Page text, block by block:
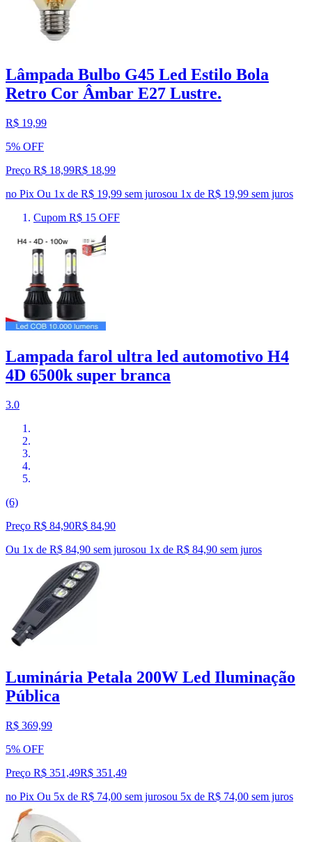
Lâmpada Bulbo G45 Led Estilo Bola
Retro Cor Âmbar E27 Lustre.
R$ 19,99
5% OFF
Preço R$ 18,99R$ 18,99
no Pix Ou 1x de R$ 19,99 sem jurosou 1x de R$ 19,99 sem juros
Cupom R$ 15 OFF
Lampada farol ultra led automotivo H4
4D 6500k super branca
3.0
(6)
Preço R$ 84,90R$ 84,90
Ou 1x de R$ 84,90 sem jurosou 1x de R$ 84,90 sem juros
Luminária Petala 200W Led Iluminação
Pública
R$ 369,99
5% OFF
Preço R$ 351,49R$ 351 ,49
no Pix Ou 5x de R$ 74,00 sem jurosou 5x de R$ 74,00 sem juros